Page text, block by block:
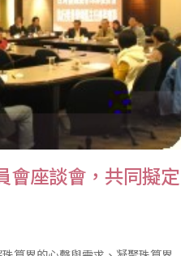
會座談會，共同擬定